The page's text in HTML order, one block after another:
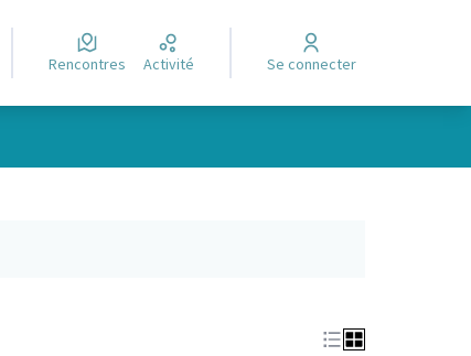
Rencontres Activité Se connecter